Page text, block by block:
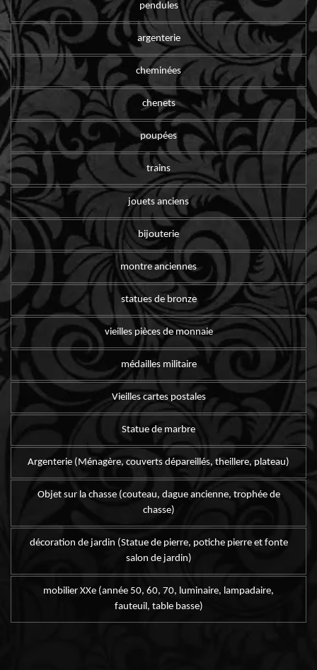
pendules
argenterie
cheminées
chenets
poupées
trains
jouets anciens
bijouterie
montre anciennes
statues de bronze
vieilles pièces de monnaie
médailles militaire
Vieilles cartes postales
Statue de marbre
Argenterie (Ménagère, couverts dépareillés, theillere, plateau)
Objet sur la chasse (couteau, dague ancienne, trophée de
chasse)
décoration de jardin (Statue de pierre, potiche pierre et fonte
salon de jardin)
mobilier XXe (année 50, 60, 70, luminaire, lampadaire,
fauteuil, table basse)